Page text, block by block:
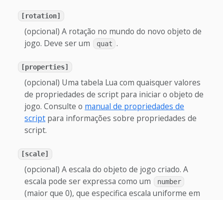
[rotation]
(opcional) A rotação no mundo do novo objeto de
jogo. Deve ser um
quat .
[properties]
(opcional) Uma tabela Lua com quaisquer valores
de propriedades de script para iniciar o objeto de
jogo. Consulte o manual de propriedades de
script para informações sobre propriedades de
script.
[scale]
(opcional) A escala do objeto de jogo criado. A
escala pode ser expressa como um
number
(maior que 0), que especifica escala uniforme em